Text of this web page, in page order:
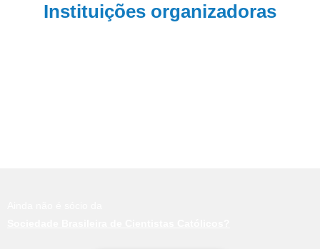
Instituições organizadoras